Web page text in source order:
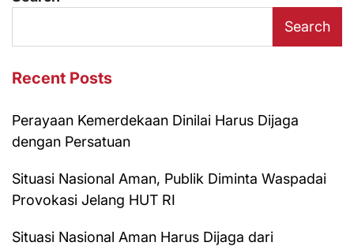
Search
Recent Posts
Perayaan Kemerdekaan Dinilai Harus Dijaga
dengan Persatuan
Situasi Nasional Aman, Publik Diminta Waspadai
Provokasi Jelang HUT RI
Situasi Nasional Aman Harus Dijaga dari